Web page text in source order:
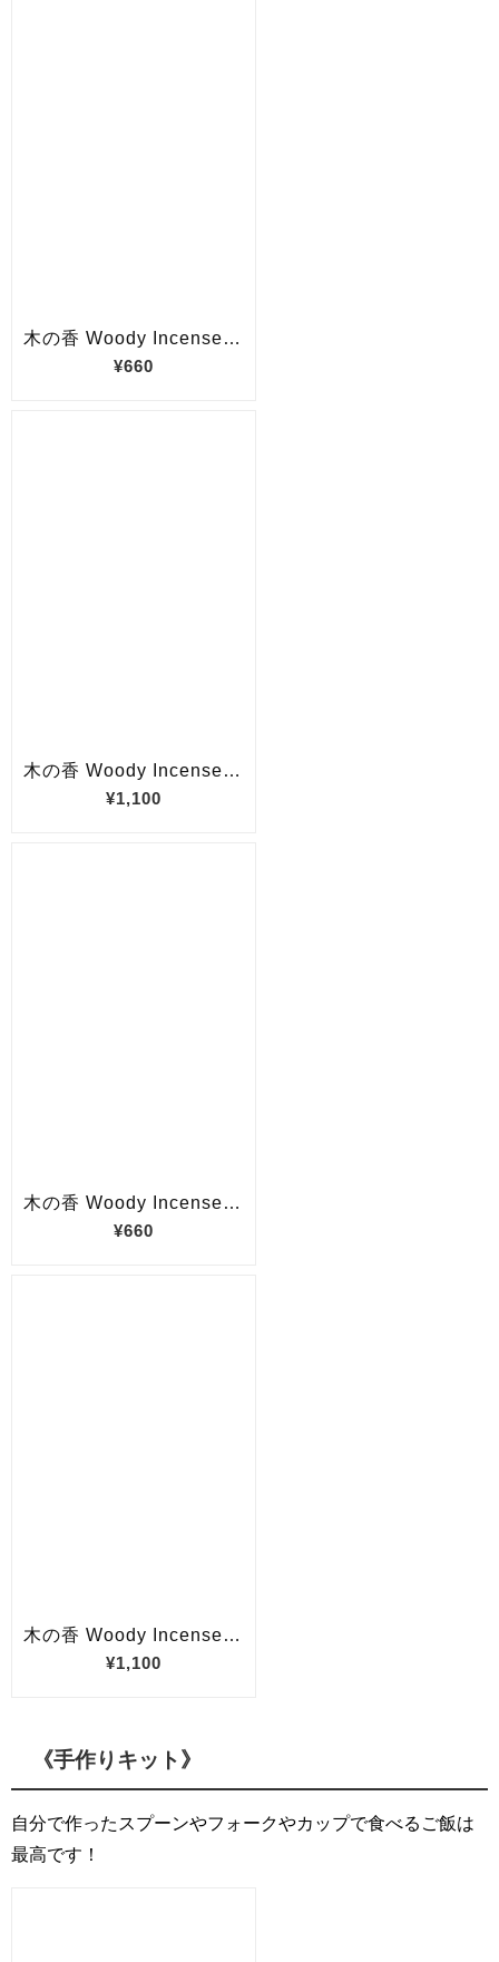
《手作りキット》
自分で作ったスプーンやフォークやカップで食べるご飯は
最高です！